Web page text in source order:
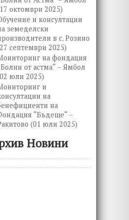
октомври 2025)
и консултации
земеделски
в с. Розино
септември 2025)
на фондация
от астма“ – Ямбол
юли 2025)
и
на
на
“Бъдеще“ –
(01 юли 2025)
Новини